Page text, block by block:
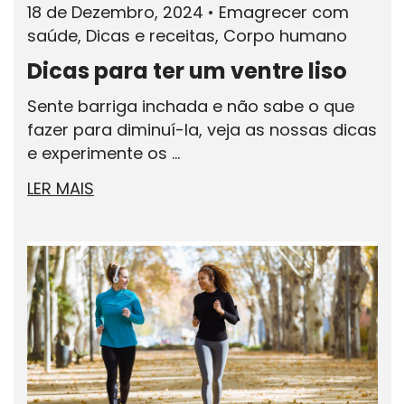
18 de Dezembro, 2024 • Emagrecer com
saúde, Dicas e receitas, Corpo humano
Dicas para ter um ventre liso
Sente barriga inchada e não sabe o que
fazer para diminuí-la, veja as nossas dicas
e experimente os ...
LER MAIS